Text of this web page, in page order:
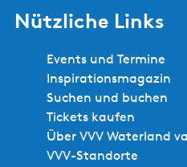
Nützliche Links
Events und Termine
Inspirationsmagazin
Suchen und buchen
Tickets kaufen
Über VVV Waterland
VVV-Standorte